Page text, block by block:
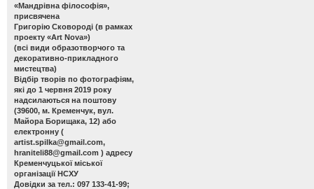
«Мандрівна філософія»,
присвячена
Григорію Сковороді (в рамках
проекту «Art Nova»)
(всі види образотворчого та
декоративно-прикладного
мистецтва)
Відбір творів по фотографіям,
які до 1 червня 2019 року
надсилаються на поштову
(39600, м. Кременчук, вул.
Майора Борищака, 12) або
електронну (
artist.spilka@gmail.com,
hraniteli88@gmail.com ) адресу
Кременчуцької міської
організації НСХУ
Довідки за тел.: 097 133-41-99;